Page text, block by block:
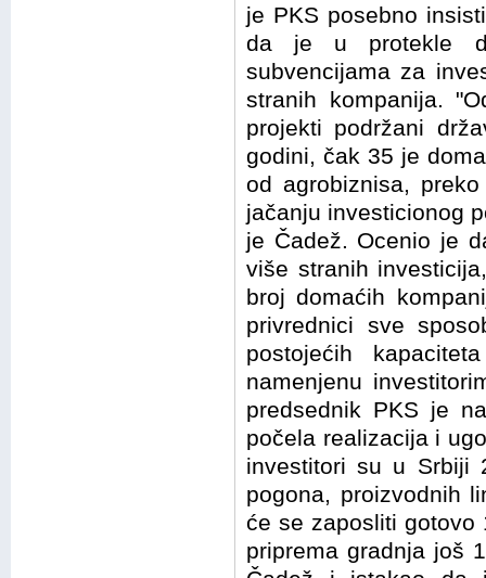
je PKS posebno
da je u protekle
subvencijama za
stranih kompanija.
projekti podržani
godini, čak 35 je
od agrobiznisa,
jačanju investicionog
je Čadež. Ocenio je
više stranih
broj domaćih
privrednici sve
postojećih
namenjenu
predsednik PKS je
počela realizacija i
investitori su u Srbiji
pogona, proizvodnih
će se zaposliti gotovo
priprema gradnja još